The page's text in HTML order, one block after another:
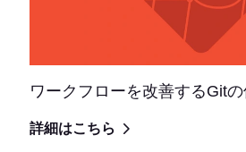
ワークフローを改善するGit
詳細はこちら